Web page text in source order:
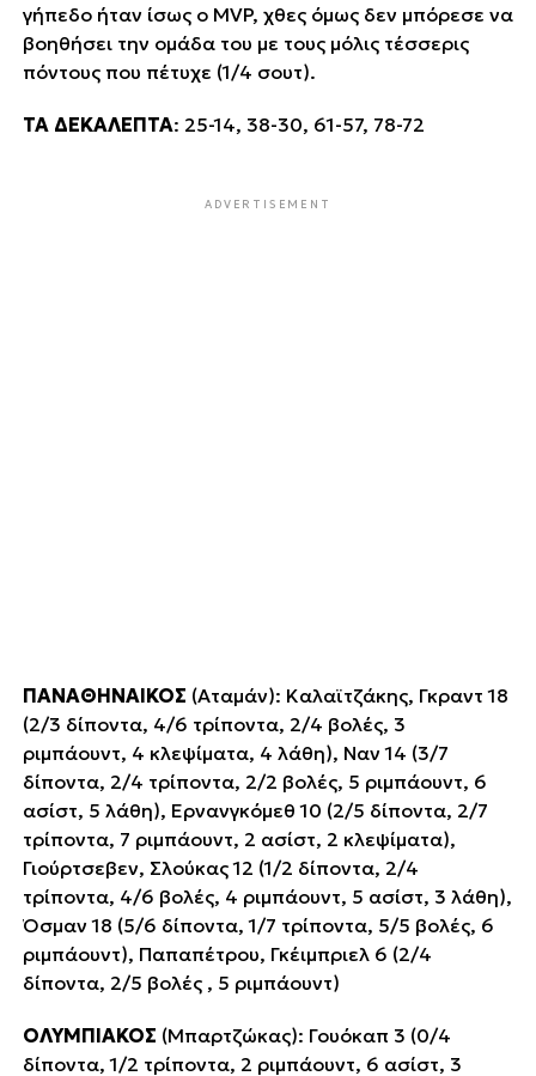
γήπεδο ήταν ίσως ο MVP, χθες όμως δεν μπόρεσε να
βοηθήσει την ομάδα του με τους μόλις τέσσερις
πόντους που πέτυχε (1/4 σουτ).
ΤΑ ΔΕΚΑΛΕΠΤΑ: 25-14, 38-30, 61-57, 78-72
ADVERTISEMENT
ΠΑΝΑΘΗΝΑΙΚΟΣ (Αταμάν): Καλαϊτζάκης, Γκραντ 18
(2/3 δίποντα, 4/6 τρίποντα, 2/4 βολές, 3
ριμπάουντ, 4 κλεψίματα, 4 λάθη), Ναν 14 (3/7
δίποντα, 2/4 τρίποντα, 2/2 βολές, 5 ριμπάουντ, 6
ασίστ, 5 λάθη), Ερνανγκόμεθ 10 (2/5 δίποντα, 2/7
τρίποντα, 7 ριμπάουντ, 2 ασίστ, 2 κλεψίματα),
Γιούρτσεβεν, Σλούκας 12 (1/2 δίποντα, 2/4
τρίποντα, 4/6 βολές, 4 ριμπάουντ, 5 ασίστ, 3 λάθη),
Όσμαν 18 (5/6 δίποντα, 1/7 τρίποντα, 5/5 βολές, 6
ριμπάουντ), Παπαπέτρου, Γκέιμπριελ 6 (2/4
δίποντα, 2/5 βολές , 5 ριμπάουντ)
ΟΛΥΜΠΙΑΚΟΣ (Μπαρτζώκας): Γουόκαπ 3 (0/4
δίποντα, 1/2 τρίποντα, 2 ριμπάουντ, 6 ασίστ, 3